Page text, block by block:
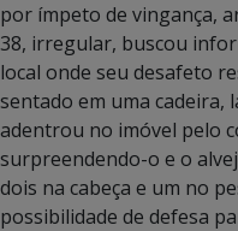
por ímpeto de vingança,
38, irregular, buscou
local onde seu desafeto
sentado em uma
adentrou no imóvel pelo
surpreendendo-o e o
dois na cabeça e um no
possibilidade de defesa